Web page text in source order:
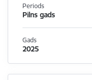
Periods
Pilns gads
Gads
2025